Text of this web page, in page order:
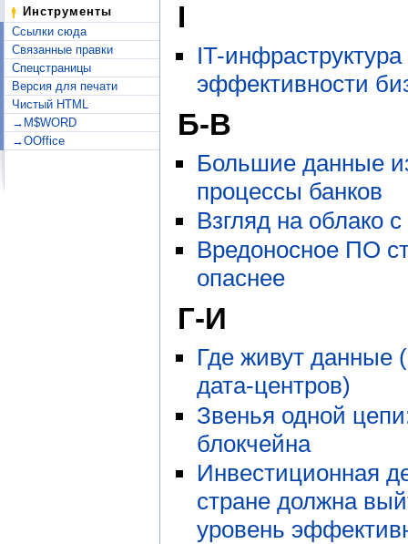
Инструменты
Ссылки сюда
Связанные правки
Спецстраницы
Версия для печати
Чистый HTML
→M$WORD
→OOffice
I
IT-
эффективности
Б-В
Большие данные
процессы банков
Взгляд на облако
Вредоносное ПО
опаснее
Г-И
Где живут данные
дата-центров)
Звенья одной
блокчейна
Инвестиционная
стране должна
уровень